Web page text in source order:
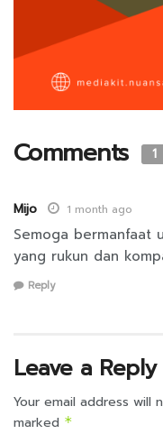
Comments 1
Mijo 1 month ago
Semoga bermanfaat
yang rukun dan
Reply
Leave a Reply
Your email address will
marked *